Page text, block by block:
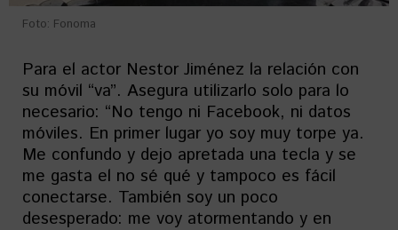
Foto: Fonoma
Para el actor Nestor Jiménez la relación con
su móvil “va”. Asegura utilizarlo solo para lo
necesario: “No tengo ni Facebook, ni datos
móviles. En primer lugar yo soy muy torpe ya.
Me confundo y dejo apretada una tecla y se
me gasta el no sé qué y tampoco es fácil
conectarse. También soy un poco
desesperado: me voy atormentando y en